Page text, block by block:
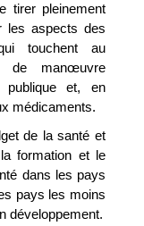
tirer pleinement
les aspects des
touchent au
de manœuvre
publique et, en
médicaments.
de la santé et
formation et le
dans les pays
pays les moins
développement.